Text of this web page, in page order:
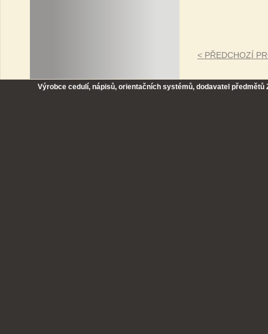
< PŘEDCHOZÍ
Výrobce cedulí, nápisů, orientačních systémů, dodavatel předmětů